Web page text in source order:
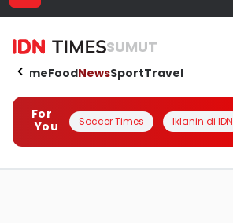
SUMUT
HomeFoodNewsSportTravel
For
You
Soccer Times Iklanin di IDN